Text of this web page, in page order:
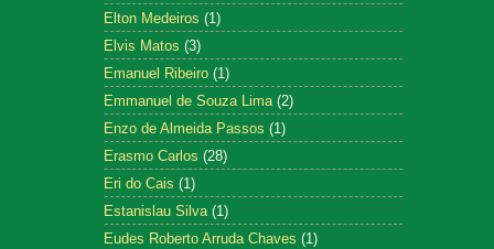
Elton Medeiros (1)
Elvis Matos (3)
Emanuel Ribeiro (1)
Emmanuel de Souza Lima (2)
Enzo de Almeida Passos (1)
Erasmo Carlos (28)
Eri do Cais (1)
Estanislau Silva (1)
Eudes Roberto Arruda Chaves (1)